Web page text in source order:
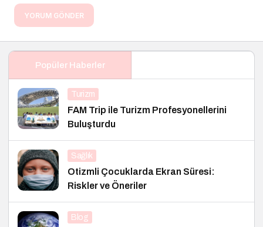
YORUM GÖNDER
Popüler Haberler
Turizm
FAM Trip ile Turizm Profesyonellerini
Buluşturdu
Sağlık
Otizmli Çocuklarda Ekran Süresi:
Riskler ve Öneriler
Blog